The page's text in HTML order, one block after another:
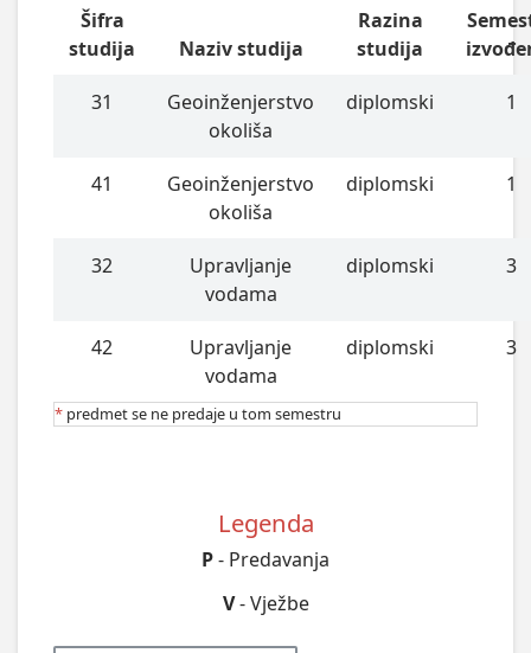
Šifra
studija
Naziv studija
Razina
studija
31
Geoinženjerstvo
okoliša
diplomski 1
41
Geoinženjerstvo
okoliša
diplomski 1
32
Upravljanje
vodama
diplomski 3
42
Upravljanje
vodama
diplomski 3
* predmet se ne predaje u tom semestru
Legenda
P- Predavanja
V- Vježbe